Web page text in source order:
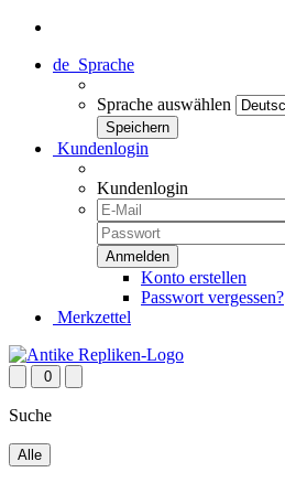
de Sprache
Sprache auswählen
Kundenlogin
Kundenlogin
Konto erstellen
Passwort vergessen?
Merkzettel
0
Suche
Alle